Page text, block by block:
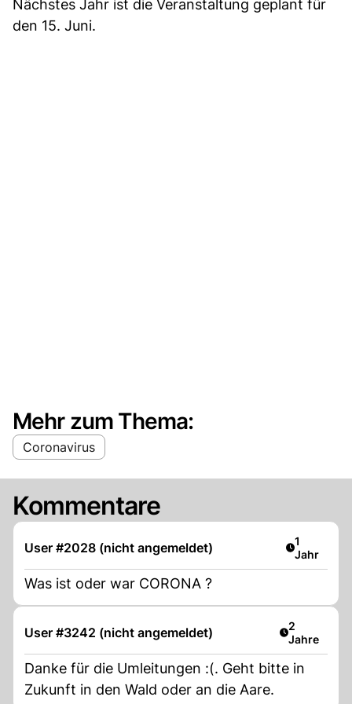
Nächstes Jahr ist die Veranstaltung geplant für
den 15. Juni.
Mehr zum Thema:
Coronavirus
Kommentare
User #2028 (nicht angemeldet) Artikel
1
Jahr
Was ist oder war CORONA ?
User #3242 (nicht angemeldet) Artikel
2
Jahre
Danke für die Umleitungen :(. Geht bitte in
Zukunft in den Wald oder an die Aare.